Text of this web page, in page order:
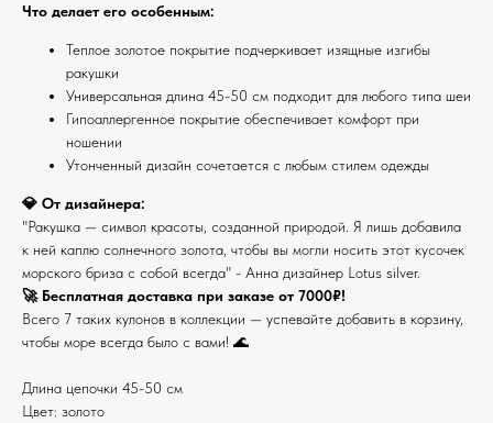
Что делает его особенным:
Теплое золотое покрытие подчеркивает изящные изгибы
ракушки
Универсальная длина 45-50 см подходит для любого типа шеи
Гипоаллергенное покрытие обеспечивает комфорт при
ношении
Утонченный дизайн сочетается с любым стилем одежды
💎 От дизайнера:
"Ракушка — символ красоты, созданной природой. Я лишь добавила
к ней каплю солнечного золота, чтобы вы могли носить этот кусочек
морского бриза с собой всегда" - Анна дизайнер Lotus silver.
🚀 Бесплатная доставка при заказе от 7000₽!
Всего 7 таких кулонов в коллекции — успевайте добавить в корзину,
чтобы море всегда было с вами! 🌊
Длина цепочки 45-50 см
Цвет: золото